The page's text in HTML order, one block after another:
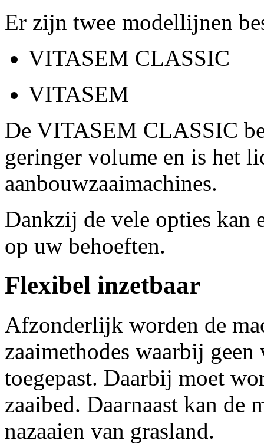
Er zijn twee modellijnen
VITASEM CLASSIC
VITASEM
De VITASEM CLASSIC
geringer volume en is het
aanbouwzaaimachines.
Dankzij de vele opties kan
op uw behoeften.
Flexibel inzetbaar
Afzonderlijk worden de
zaaimethodes waarbij
toegepast. Daarbij moet
zaaibed. Daarnaast kan de
nazaaien van grasland.